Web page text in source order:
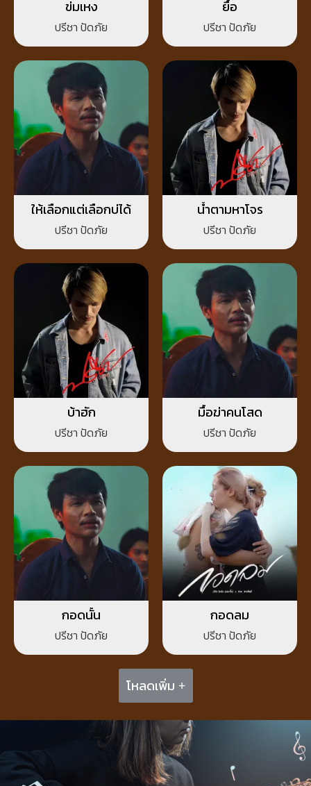
ข่มเหง
ปรีชา ปัดภัย
ยื้อ
ปรีชา ปัดภัย
ให้เลือกแต่เลือกบ่ได้
ปรีชา ปัดภัย
น้ำตามหาโจร
ปรีชา ปัดภัย
บ้าฮัก
ปรีชา ปัดภัย
มื้อฆ่าคนโสด
ปรีชา ปัดภัย
กอดนั้น
ปรีชา ปัดภัย
กอดลม
ปรีชา ปัดภัย
โหลดเพิ่ม +